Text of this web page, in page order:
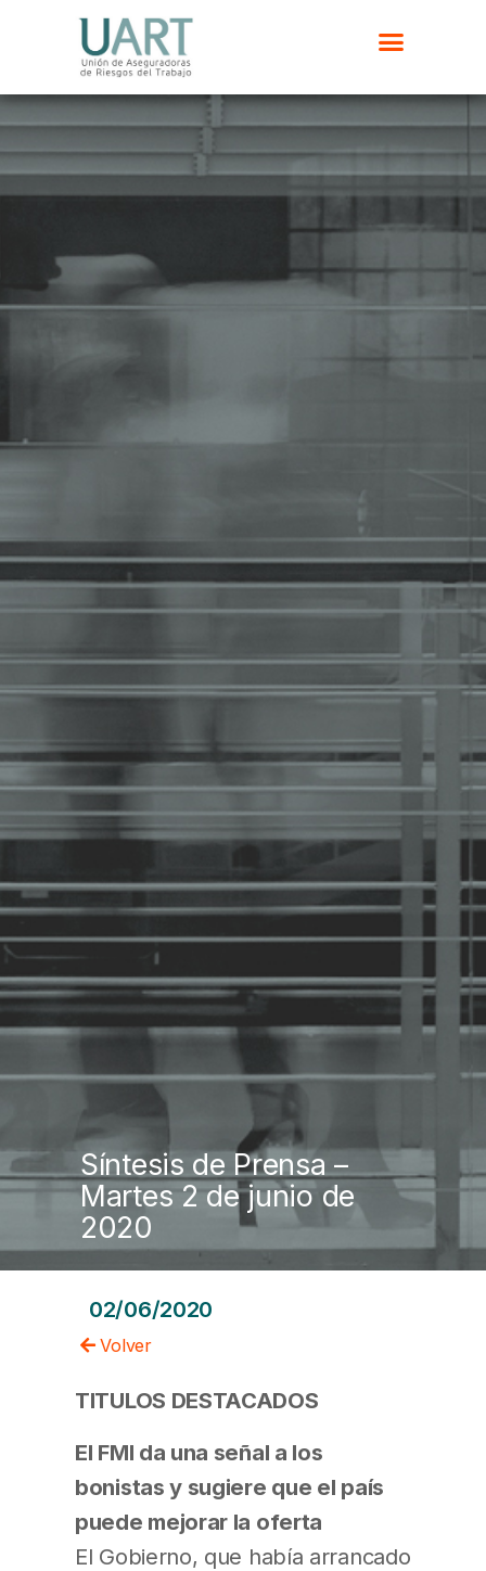
Síntesis de Prensa –
Martes 2 de junio de
2020
02/06/2020
Volver
TITULOS DESTACADOS
El FMI da una señal a los
bonistas y sugiere que el país
puede mejorar la oferta
El Gobierno, que había arrancado